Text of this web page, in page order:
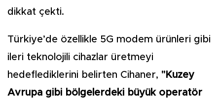
dikkat çekti.
Türkiye’de özellikle 5G modem ürünleri gibi
ileri teknolojili cihazlar üretmeyi
hedeflediklerini belirten Cihaner, "Kuzey
Avrupa gibi bölgelerdeki büyük operatör